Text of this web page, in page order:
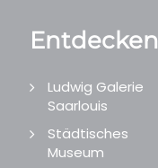
Entdecken
Ludwig Galerie
Saarlouis
Städtisches
Museum